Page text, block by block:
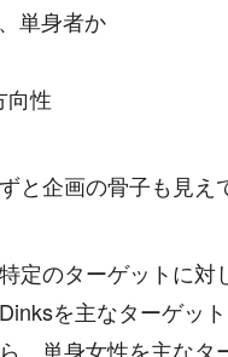
単身者か
向性
と企画の骨子も見え
定のターゲットに
を主なターゲッ
、単身女性を主な